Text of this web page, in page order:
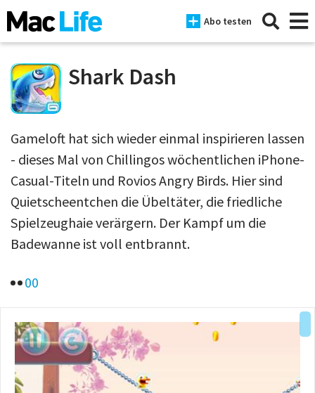
Abo testen
News
iPhone
Mac
iPad
Tests
Magazine
Über uns
Podcast
Mac Life+
Shark Dash
Gameloft hat sich wieder einmal inspirieren lassen
- dieses Mal von Chillingos wöchentlichen iPhone-
Casual-Titeln und Rovios Angry Birds. Hier sind
Quietscheentchen die Übeltäter, die friedliche
Spielzeughaie verärgern. Der Kampf um die
Badewanne ist voll entbrannt.
00